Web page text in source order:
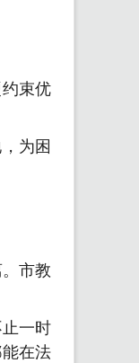
束优
为困
市教
一时
在法